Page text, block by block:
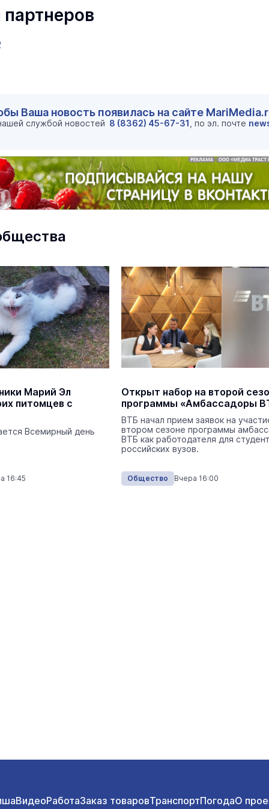
о премьере в театре
меня не бывает
Как узнать на законных
кто собственник
26 августа 19:00
На ощупь. Путеводитель
лабиринту
Город
Ваша новость появилась на сайте
службой новостей 8 (8362) 45-67-31 , по эл. почте
Марий Эл
питомцев с
Всемирный день
16:45
Открыт набор на второй
программы «Амбассадоры
ВТБ начал прием заявок на
втором сезоне программы
ВТБ как работодателя для
российских вузов.
Общество Вчера 16:00
Экология
опасный перекрёсток в
Горномарийском районе
ВидеоРаботаЗаказ товаровТранспортПогодаО